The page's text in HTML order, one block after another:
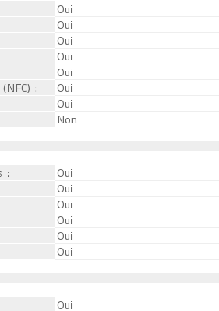
Oui
Oui
Oui
Oui
Oui
:
Oui
Oui
Non
:
Oui
Oui
Oui
Oui
Oui
Oui
Oui